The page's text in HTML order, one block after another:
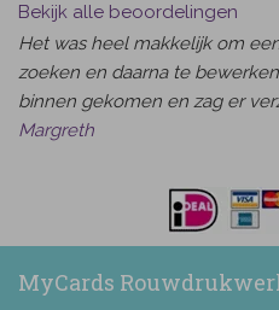
Bekijk alle beoordelingen
Het was heel makkelijk om
zoeken en daarna te
binnen gekomen en zag er
Margreth
MyCards